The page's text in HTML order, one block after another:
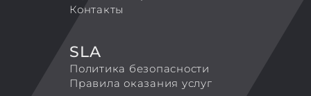
Контакты
SLA
Политика безопасности
Правила оказания услуг